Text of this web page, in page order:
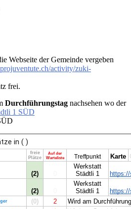
Webseite der Gemeinde vergeben
activity/zuki-
frei.
Durchführungstag nachsehen wo der
1 SÜD